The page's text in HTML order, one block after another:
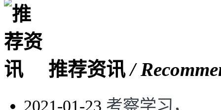
推荐资讯/
2021-01-23 考察学习，